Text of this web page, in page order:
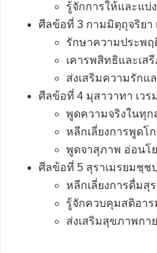
รู้จักการให้และแบ่
ศีลข้อที่ 3 กามมิตฺถุจริยา
รักษาความประพฤ
เคารพสิทธิและเส
ส่งเสริมความรักแ
ศีลข้อที่ 4 มุสาวาทา เว
พูดความจริงในทุ
หลีกเลี่ยงการพูดโ
พูดจาสุภาพ อ่อนโ
ศีลข้อที่ 5 สุราเมรยมชฺช
หลีกเลี่ยงการดื่มสุ
รู้จักควบคุมสติอา
ส่งเสริมสุขภาพกา